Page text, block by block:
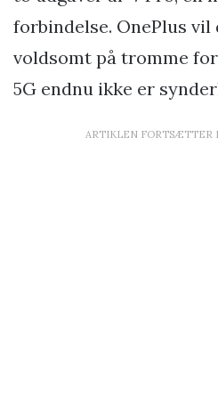
forbindelse. OnePlus vil
voldsomt på tromme
5G endnu ikke er
ARTIKLEN FORTSÆTTER